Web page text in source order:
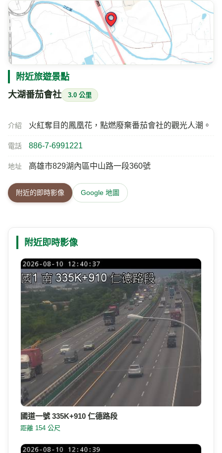
附近旅遊景點
大湖番茄會社 3.0 公里
介紹 火紅奪目的鳳凰花，點燃廢棄番茄會社的觀光人潮。
電話 886-7-6991221
地址 高雄市829湖內區中山路一段360號
附近的即時影像 Google 地圖
附近即時影像
國道一號 335K+910 仁德路段
距離 154 公尺